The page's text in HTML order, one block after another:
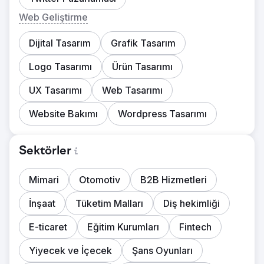
Web Geliştirme
Dijital Tasarım
Grafik Tasarım
Logo Tasarımı
Ürün Tasarımı
UX Tasarımı
Web Tasarımı
Website Bakımı
Wordpress Tasarımı
Sektörler
Mimari Otomotiv
B2B Hizmetleri
İnşaat
Tüketim Malları
Diş hekimliği
E-ticaret
Eğitim Kurumları
Fintech
Yiyecek ve İçecek
Şans Oyunları